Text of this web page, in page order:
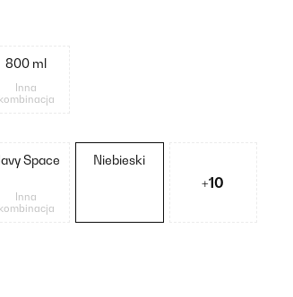
800 ml
Inna
kombinacja
Space
Inna
kombinacja
Niebieski
+10